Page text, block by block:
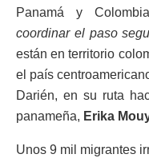
Panamá y
coordinar el paso
están en territorio
el país
Darién, en su ruta
panameña, Erika
Unos 9 mil migrantes